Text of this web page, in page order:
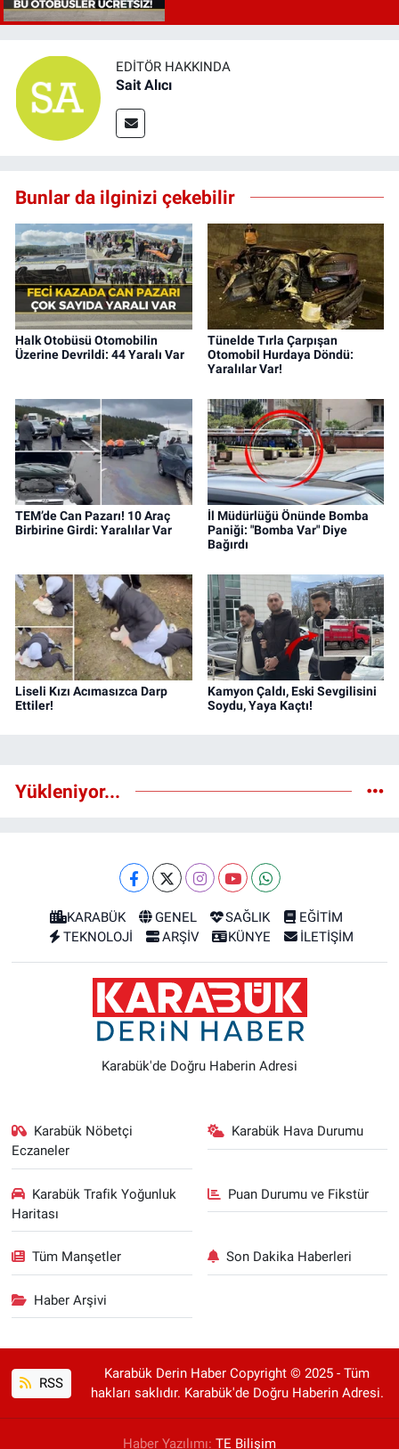
EDITÖR HAKKINDA
Sait Alıcı
Bunlar da ilginizi çekebilir
Halk Otobüsü Otomobilin
Üzerine Devrildi: 44 Yaralı Var
Tünelde Tırla Çarpışan
Otomobil Hurdaya Döndü:
Yaralılar Var!
TEM’de Can Pazarı! 10 Araç
Birbirine Girdi: Yaralılar Var
İl Müdürlüğü Önünde Bomba
Paniği: "Bomba Var" Diye
Bağırdı
Liseli Kızı Acımasızca Darp
Ettiler!
Kamyon Çaldı, Eski Sevgilisini
Soydu, Yaya Kaçtı!
Yükleniyor...
KARABÜK GENEL SAĞLIK
EĞİTİM
TEKNOLOJİ
ARŞİV KÜNYE İLETİŞİM
Karabük'de Doğru Haberin Adresi
Karabük Nöbetçi
Eczaneler
Karabük Hava Durumu
Karabük Trafik Yoğunluk
Haritası
Puan Durumu ve Fikstür
Tüm Manşetler Son Dakika Haberleri
Haber Arşivi
RSS
Karabük Derin Haber Copyright © 2025 - Tüm
hakları saklıdır. Karabük'de Doğru Haberin Adresi.
Haber Yazılımı: TE Bilişim